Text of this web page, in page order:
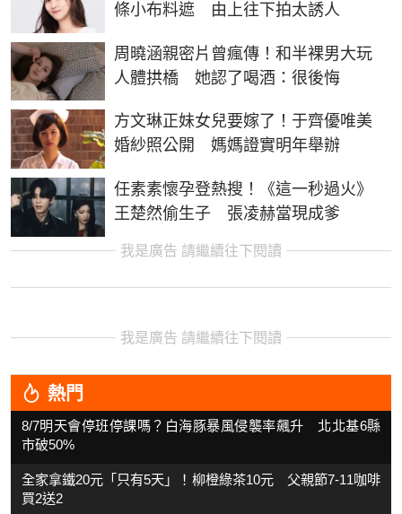
條小布料遮 由上往下拍太誘人
周曉涵親密片曾瘋傳！和半裸男大玩
人體拱橋 她認了喝酒：很後悔
方文琳正妹女兒要嫁了！于齊優唯美
婚紗照公開 媽媽證實明年舉辦
任素素懷孕登熱搜！《這一秒過火》
王楚然偷生子 張凌赫當現成爹
我是廣告 請繼續往下閱讀
我是廣告 請繼續往下閱讀
熱門
8/7明天會停班停課嗎？白海豚暴風侵襲率飆升 北北基6縣
市破50%
全家拿鐵20元「只有5天」！柳橙綠茶10元 父親節7-11咖啡
買2送2